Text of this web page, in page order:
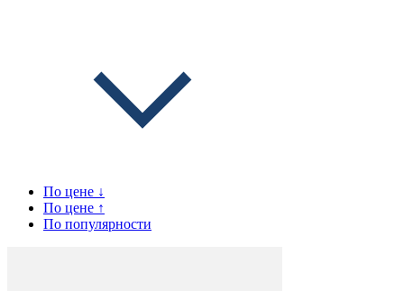
По цене ↓
По цене ↑
По популярности